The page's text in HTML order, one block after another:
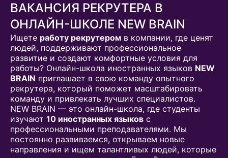
ВАКАНСИЯ РЕКРУТЕРА В
ОНЛАЙН-ШКОЛЕ NEW BRAIN
Ищете работу рекрутером в компании, где ценят
людей, поддерживают профессиональное
развитие и создают комфортные условия для
работы? Онлайн-школа иностранных языков NEW
BRAIN приглашает в свою команду опытного
рекрутера, который поможет масштабировать
команду и привлекать лучших специалистов.
NEW BRAIN — это онлайн-школа, где студенты
изучают 10 иностранных языков с
профессиональными преподавателями. Мы
постоянно развиваемся, открываем новые
направления и ищем талантливых людей, которые